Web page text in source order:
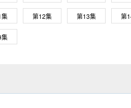
集 第12集 第13集 第
集